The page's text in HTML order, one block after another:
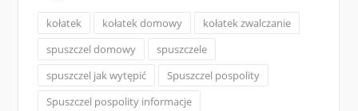
kołatek kołatek domowy
kołatek zwalczanie
spuszczel domowy
spuszczele
spuszczel jak wytępić
Spuszczel pospolity
Spuszczel pospolity informacje